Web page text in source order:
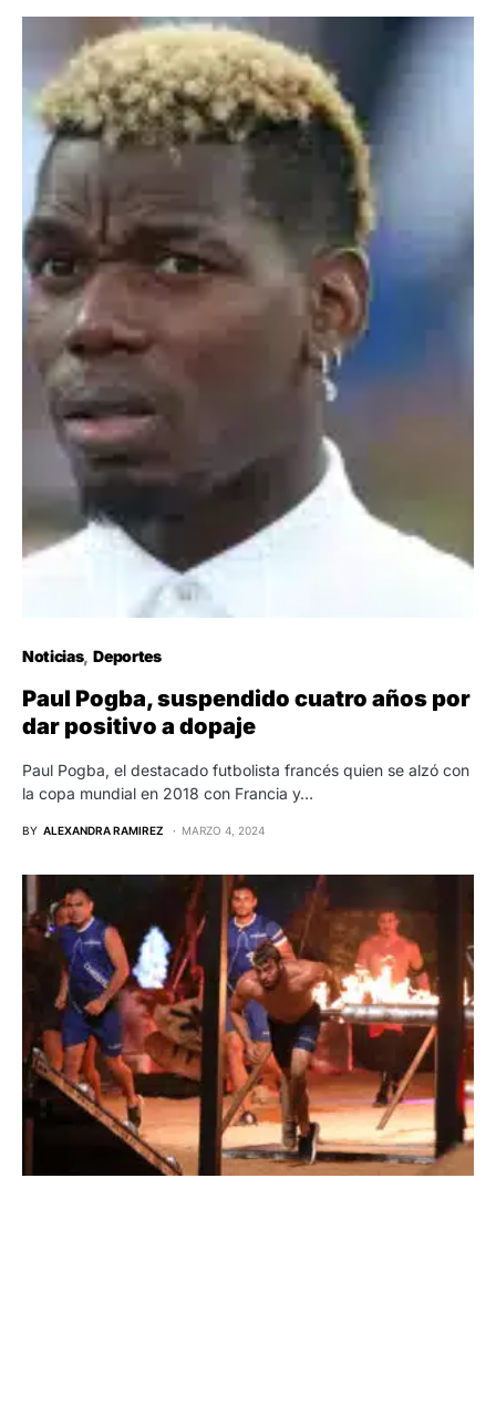
Noticias Deportes
Paul Pogba, suspendido cuatro años por
dar positivo a dopaje
Paul Pogba, el destacado futbolista francés quien se alzó con
la copa mundial en 2018 con Francia y…
BY ALEXANDRA RAMIREZ MARZO 4, 2024